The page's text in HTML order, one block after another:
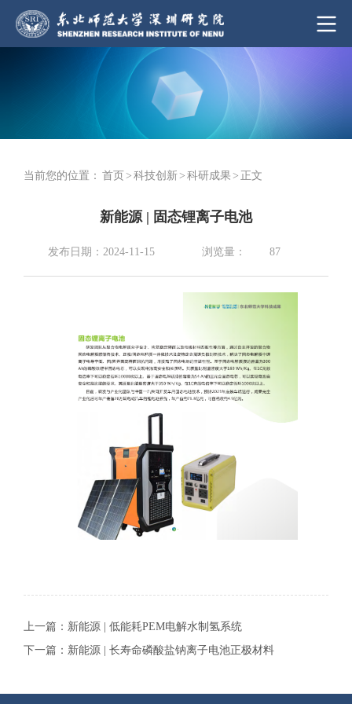
当前您的位置： 首页> 科技创新> 科研成果 > 正文
新能源 | 固态锂离子电池
发布日期：2024-11-15 浏览量： 87
上一篇： 新能源 | 低能耗PEM电解水制氢系统
下一篇： 新能源 | 长寿命磷酸盐钠离子电池正极材料